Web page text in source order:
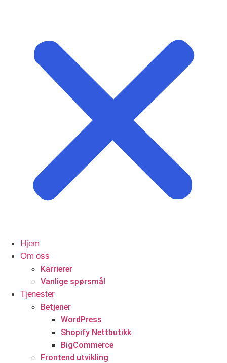
Hjem
Om oss
Karrierer
Vanlige spørsmål
Tjenester
Betjener
WordPress
Shopify Nettbutikk
BigCommerce
Frontend utvikling
Profesjonelle tjenester
Advokater
Eiendomstjenester
Eiendomsmeglere